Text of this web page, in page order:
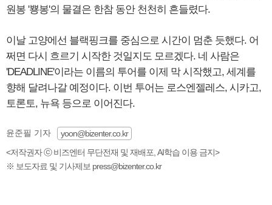
원봉 '뿅봉'의 물결은 한참 동안 천천히 흔들렸다.
이날 고양에선 블랙핑크를 중심으로 시간이 멈춘 듯했다. 어
쩌면 다시 흐르기 시작한 것일지도 모르겠다. 네 사람은
'DEADLINE'이라는 이름의 투어를 이제 막 시작했고, 세계를
향해 달려나갈 예정이다. 이번 투어는 로스엔젤레스, 시카고,
토론토, 뉴욕 등으로 이어진다.
윤준필 기자
yoon@bizenter.co.kr
<저작권자 ⓒ 비즈엔터 무단전재 및 재배포, AI학습 이용 금지>
※ 보도자료 및 기사제보 press@bizenter.co.kr